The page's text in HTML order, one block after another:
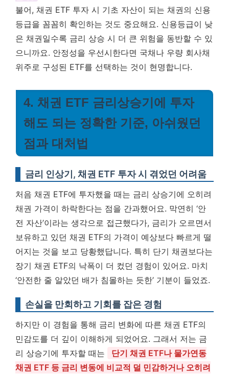
불어, 채권 ETF 투자 시 기초 자산이 되는 채권의 신용
등급을 꼼꼼히 확인하는 것도 중요해요. 신용등급이 낮
은 채권일수록 금리 상승 시 더 큰 위험을 동반할 수 있
으니까요. 안정성을 우선시한다면 국채나 우량 회사채
위주로 구성된 ETF를 선택하는 것이 현명합니다.
4. 채권 ETF 금리상승기에 투자
해도 되는 정확한 기준, 아쉬웠던
점과 대처법
금리 인상기, 채권 ETF 투자 시 겪었던 어려움
처음 채권 ETF에 투자했을 때는 금리 상승기에 오히려
채권 가격이 하락한다는 점을 간과했어요. 막연히 ‘안
전 자산’이라는 생각으로 접근했다가, 금리가 오르면서
보유하고 있던 채권 ETF의 가격이 예상보다 빠르게 떨
어지는 것을 보고 당황했답니다. 특히 단기 채권보다는
장기 채권 ETF의 낙폭이 더 컸던 경험이 있어요. 마치
‘안전한 줄 알았던 배가 침몰하는 듯한’ 기분이 들었죠.
손실을 만회하고 기회를 잡은 경험
하지만 이 경험을 통해 금리 변화에 따른 채권 ETF의
민감도를 더 깊이 이해하게 되었어요. 그래서 저는 금
리 상승기에 투자할 때는
단기 채권 ETF나 물가연동
채권 ETF 등 금리 변동에 비교적 덜 민감하거나 오히려